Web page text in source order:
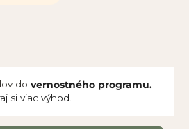
do vernostného programu.
si viac výhod.